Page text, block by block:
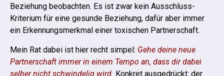
Beziehung beobachten. Es ist zwar kein Ausschluss-
Kriterium für eine gesunde Beziehung, dafür aber immer
ein Erkennungsmerkmal einer toxischen Partnerschaft.
Mein Rat dabei ist hier recht simpel: Gehe deine neue
Partnerschaft immer in einem Tempo an, dass dir dabei
selber nicht schwindelig wird. Konkret ausgedrückt: der